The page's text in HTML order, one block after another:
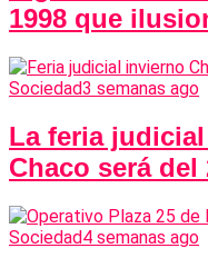
1998 que
Sociedad3 semanas ago
La feria
Chaco será
Sociedad4 semanas ago